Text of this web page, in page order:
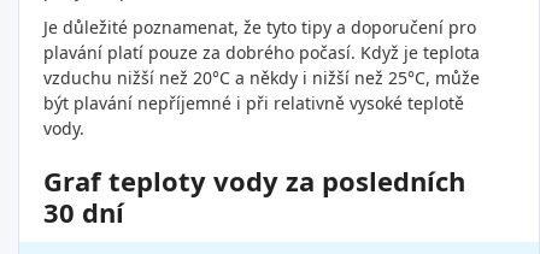
Je důležité poznamenat, že tyto tipy a doporučení pro
plavání platí pouze za dobrého počasí. Když je teplota
vzduchu nižší než 20°C a někdy i nižší než 25°C, může
být plavání nepříjemné i při relativně vysoké teplotě
vody.
Graf teploty vody za posledních
30 dní